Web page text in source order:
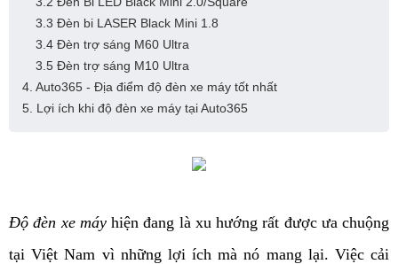
3.3 Đèn bi LASER Black Mini 1.8
3.4 Đèn trợ sáng M60 Ultra
3.5 Đèn trợ sáng M10 Ultra
4. Auto365 - Địa điểm độ đèn xe máy tốt nhất
5. Lợi ích khi độ đèn xe máy tại Auto365
Độ đèn xe máy hiện đang là xu hướng rất được ưa chuộng
tại Việt Nam vì những lợi ích mà nó mang lại. Việc cải